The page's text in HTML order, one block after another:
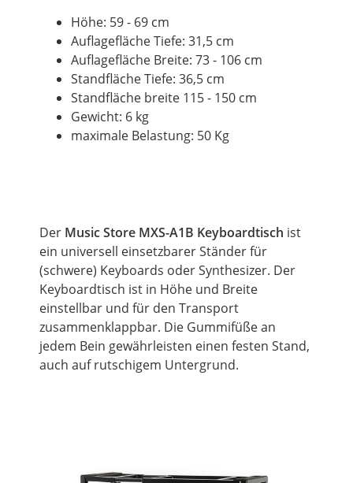
Höhe: 59 - 69 cm
Auflagefläche Tiefe: 31,5 cm
Auflagefläche Breite: 73 - 106 cm
Standfläche Tiefe: 36,5 cm
Standfläche breite 115 - 150 cm
Gewicht: 6 kg
maximale Belastung: 50 Kg
Der Music Store MXS-A1B Keyboardtisch ist
ein universell einsetzbarer Ständer für
(schwere) Keyboards oder Synthesizer. Der
Keyboardtisch ist in Höhe und Breite
einstellbar und für den Transport
zusammenklappbar. Die Gummifüße an
jedem Bein gewährleisten einen festen Stand,
auch auf rutschigem Untergrund.